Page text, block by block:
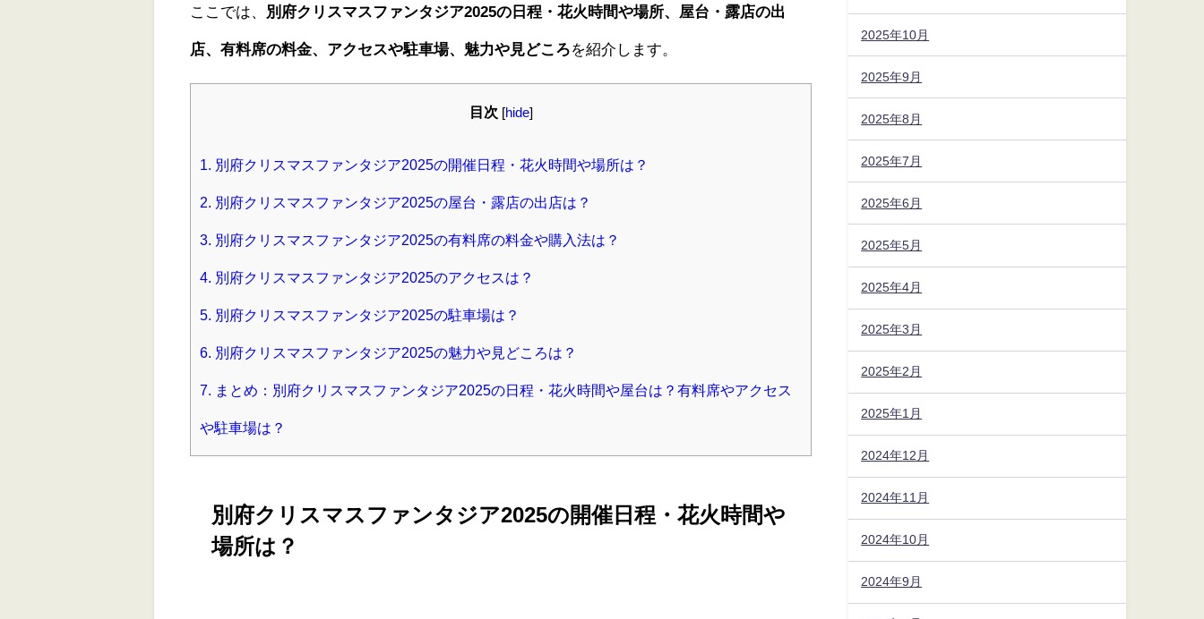
ここでは、 別府クリスマスファンタジア2025の日程・花火時間や場所、屋台・露店の出
店、有料席の料金、アクセスや駐車場、魅力や見どころを紹介します。
目次 hide]
1. 別府クリスマスファンタジア2025の開催日程・花火時間や場所は？
2. 別府クリスマスファンタジア2025の屋台・露店の出店は？
3. 別府クリスマスファンタジア2025の有料席の料金や購入法は？
4. 別府クリスマスファンタジア2025のアクセスは？
5. 別府クリスマスファンタジア2025の駐車場は？
6. 別府クリスマスファンタジア2025の魅力や見どころは？
7. まとめ：別府クリスマスファンタジア2025の日程・花火時間や屋台は？有料席やアクセス
や駐車場は？
別府クリスマスファンタジア2025の開催日程・花火時間や
場所は？
2025年10月
2025年9月
2025年8月
2025年7月
2025年6月
2025年5月
2025年4月
2025年3月
2025年2月
2025年1月
2024年12月
2024年11月
2024年10月
2024年9月